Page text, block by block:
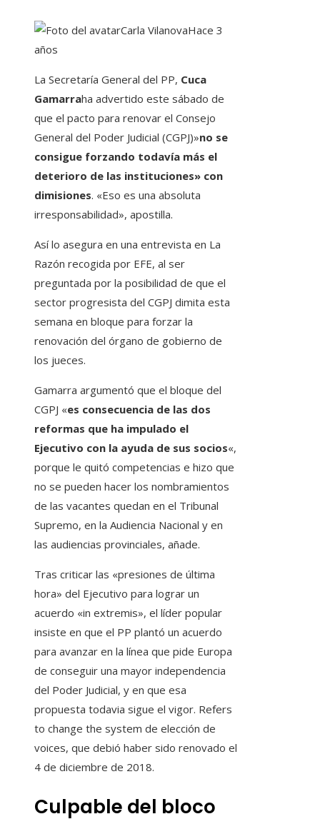
Carla VilanovaHace 3
años
La Secretaría General del PP, Cuca
Gamarraha advertido este sábado de
que el pacto para renovar el Consejo
General del Poder Judicial (CGPJ)»no se
consigue forzando todavía más el
deterioro de las instituciones» con
dimisiones. «Eso es una absoluta
irresponsabilidad», apostilla.
Así lo asegura en una entrevista en La
Razón recogida por EFE, al ser
preguntada por la posibilidad de que el
sector progresista del CGPJ dimita esta
semana en bloque para forzar la
renovación del órgano de gobierno de
los jueces.
Gamarra argumentó que el bloque del
CGPJ «es consecuencia de las dos
reformas que ha impulado el
Ejecutivo con la ayuda de sus socios«,
porque le quitó competencias e hizo que
no se pueden hacer los nombramientos
de las vacantes quedan en el Tribunal
Supremo, en la Audiencia Nacional y en
las audiencias provinciales, añade.
Tras criticar las «presiones de última
hora» del Ejecutivo para lograr un
acuerdo «in extremis», el líder popular
insiste en que el PP plantó un acuerdo
para avanzar en la línea que pide Europa
de conseguir una mayor independencia
del Poder Judicial, y en que esa
propuesta todavia sigue el vigor. Refers
to change the system de elección de
voices, que debió haber sido renovado el
4 de diciembre de 2018.
Culpable del bloco